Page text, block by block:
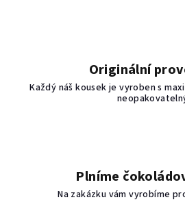
Originální
Každý náš kousek je vyroben s
Plníme
Na zakázku vám vyrobíme